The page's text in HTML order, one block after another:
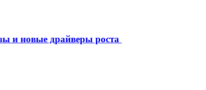
и новые драйверы роста